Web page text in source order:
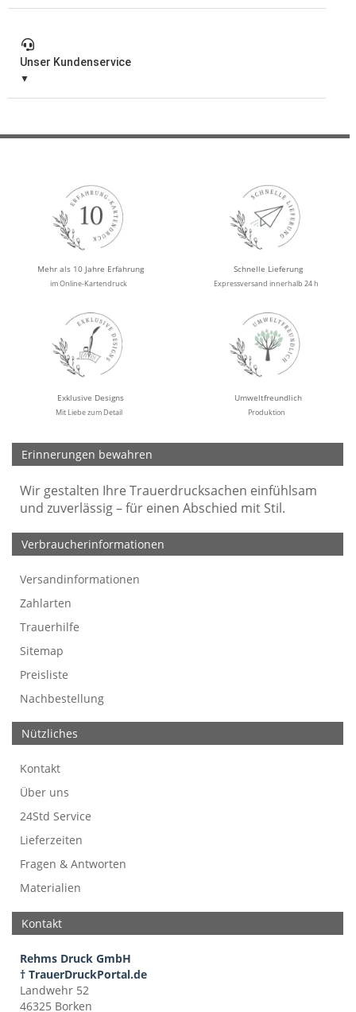
Unser Kundenservice
Mehr als 10 Jahre Erfahrung
im Online-Kartendruck
Schnelle Lieferung
Expressversand innerhalb 24 h
Exklusive Designs
Mit Liebe zum Detail
Umweltfreundlich
Produktion
Erinnerungen bewahren
Wir gestalten Ihre Trauerdrucksachen einfühlsam
und zuverlässig – für einen Abschied mit Stil.
Verbraucherinformationen
Versandinformationen
Zahlarten
Trauerhilfe
Sitemap
Preisliste
Nachbestellung
Werbefreie Trauerkarten
Tipps
So bestellen Sie
Preise und Muster
Texte für Trauerkarten
Texte für Kondolenzkarten
Nützliches
Kontakt
Über uns
24Std Service
Lieferzeiten
Fragen & Antworten
Materialien
Kontakt
Rehms Druck GmbH
† TrauerDruckPortal.de
Landwehr 52
46325 Borken